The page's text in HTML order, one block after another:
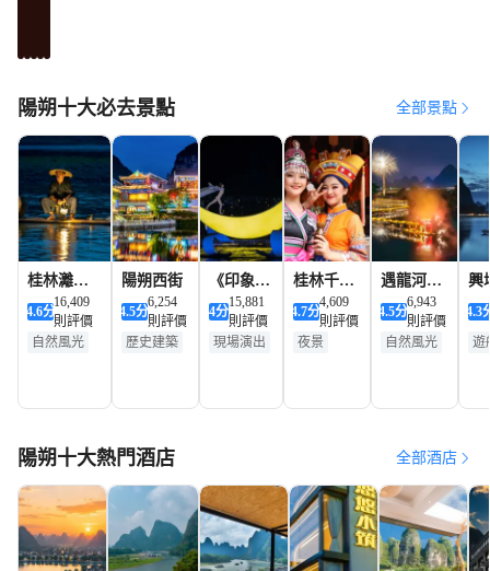
奢
酒
店
榜
親
酒
店
榜
豪
酒
店
榜
美
酒
店
榜
靚
酒
店
榜
陽朔十大必去景點 全部景點
桂林灕江
景區
4.6分
16,409
則評價
自然風光
陽朔西街
4.5分
6,254
則評價
歷史建築
《印象劉
三姐》山
水實景演
出
4分
15,881
則評價
現場演出
桂林千古
情
4.7分
4,609
則評價
夜景
遇龍河景
區
4.5分
6,943
則評價
自然風光
興
4.3
遊
陽朔十大熱門酒店 全部酒店